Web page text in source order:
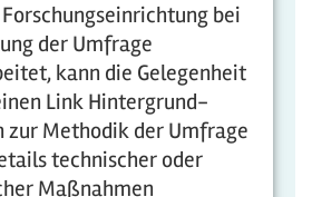
bei
der Umfrage
kann die Gelegenheit
Link Hintergrund-
Methodik der Umfrage
technischer oder
Maßnahmen